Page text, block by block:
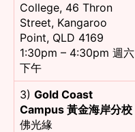
College, 46 Thron
Street, Kangaroo
Point, QLD 4169
1:30pm – 4:30pm 週六
下午
3) Gold Coast
Campus 黃金海岸分校
佛光緣